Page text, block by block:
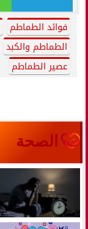
فوائد الطماطم
الطماطم والكبد
عصير الطماطم
الصحة